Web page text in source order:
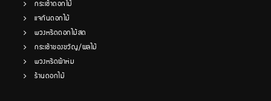
กระเช้าดอกไม้
แจกันดอกไม้
พวงหรีดดอกไม้สด
กระเช้าของขวัญ/ผลไม้
พวงหรีดผ้าห่ม
ร้านดอกไม้